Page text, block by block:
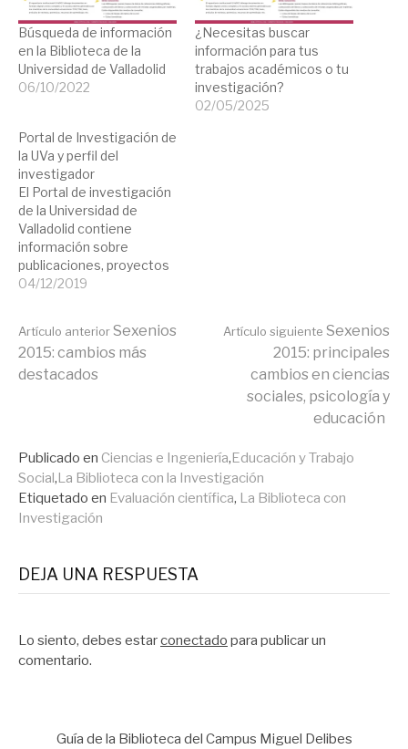
Búsqueda de información
en la Biblioteca de la
Universidad de Valladolid
06/10/2022
¿Necesitas buscar
información para tus
trabajos académicos o tu
investigación?
02/05/2025
Portal de Investigación de
la UVa y perfil del
investigador
El Portal de investigación
de la Universidad de
Valladolid contiene
información sobre
publicaciones, proyectos
de investigación,
curriculum vitae de
nuestro personal docente
e investigador. A través
las…
04/12/2019
Seguir
Artículo anteriorSexenios
2015: cambios más
destacados
Artículo siguiente Sexenios
2015: principales
cambios en ciencias
sociales, psicología y
educación
Publicado en Ciencias e Ingeniería,Educación y Trabajo
Social,La Biblioteca con la Investigación
Etiquetado en Evaluación científica, La Biblioteca con
Investigación
DEJA UNA RESPUESTA
Lo siento, debes estarconectado para publicar un
comentario.
Guía de la Biblioteca del Campus Miguel Delibes